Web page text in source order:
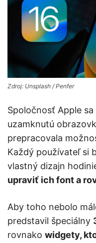
Zdroj: Unsplash / Penfer
Spoločnosť Apple
uzamknutú
prepracovala
Každý používateľ si
vlastný dizajn
upraviť ich font a
Aby toho nebolo
predstavil špeciálny
rovnako widgety,